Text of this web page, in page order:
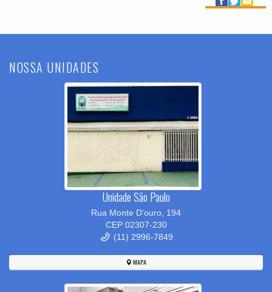
NOSSA UNIDADES
Unidade São Paulo
Rua Monte D'ouro, 194
CEP 02307-230
(11) 2996-7849
MAPA